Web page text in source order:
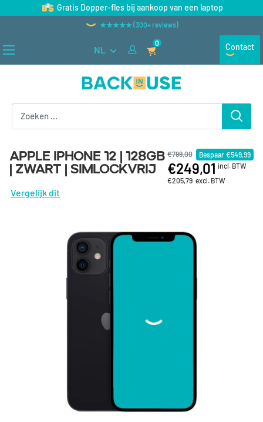
Naar inhoud gaanGratis Dopper-fles bij aankoop van een laptop
★★★★★ (300+ reviews)
Back in Use
NL
0 Contact
Apple iPhone 12 | 128GB
| Zwart | Simlockvrij
€799,00 Bespaar €549,99
€249,01 incl. BTW
€205,79 excl. BTW
Vergelijk dit